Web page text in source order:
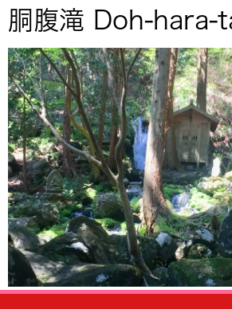
胴腹滝 Doh-hara-